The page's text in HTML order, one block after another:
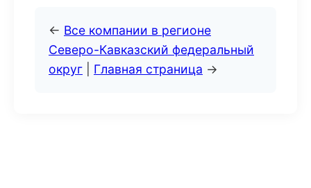
← Все компании в регионе
Северо-Кавказский федеральный
округ
Главная страница →